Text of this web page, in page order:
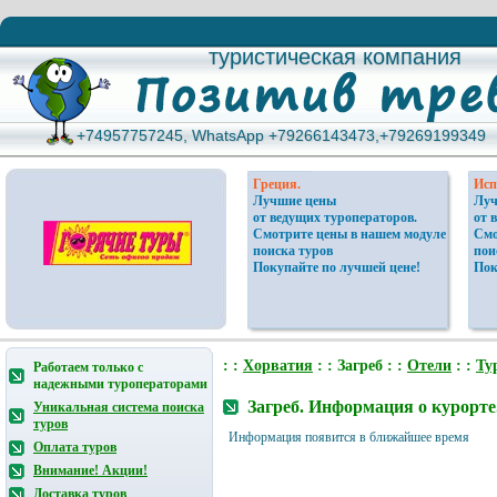
туристическая компания
туристическая компания
+74957757245, WhatsApp +79266143473,+79269199349
+74957757245, WhatsApp +79266143473,+79269199349
Греция.
Лучшие цены
от ведущих туроператоров.
Смотрите цены в нашем модуле
поиска туров
Покупайте по лучшей цене!
от
Работаем только с
надежными туроператорами
Уникальная система поиска
туров
Оплата туров
Внимание! Акции!
Доставка туров
: : Хорватия : : Загреб : : Отели : :
Загреб. Информация о
Информация появится в ближайшее время